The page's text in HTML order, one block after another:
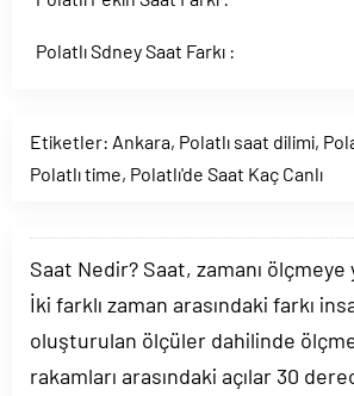
Polatlı Sdney Saat Farkı :
Etiketler: Ankara, Polatlı saat dilimi,
Polatlı time, Polatlı'de Saat Kaç Canlı
Saat Nedir? Saat, zamanı
İki farklı zaman arasındaki farkı
oluşturulan ölçüler dahilinde
rakamları arasındaki açılar 30